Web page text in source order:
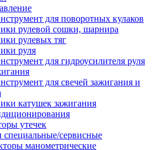
для поворотных кулаков
рулевой сошки, шарнира
рулевых тяг
руля
для гидроусилителя руля
для свечей зажигания и
катушек зажигания
утечек
сервисные
манометрические